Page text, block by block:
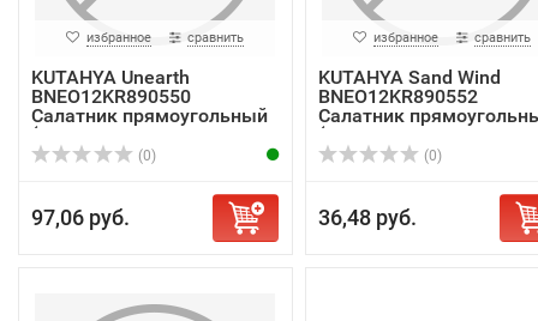
избранное сравнить
KUTAHYA Unearth
BNEO12KR890550
Салатник прямоугольный
(D1...
(0)
97,06 руб.
избранное сравнить
KUTAHYA Sand Wind
BNEO12KR890552
Салатник
(...
(0)
36,48 руб.